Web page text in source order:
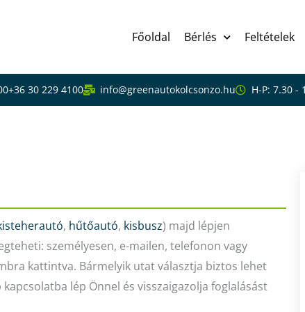
Főoldal Bérlés Feltételek
+36 30 229 4100 info@greenautokolcsonzo.hu H-P: 7.30 -
, hűtőautó, kisbusz) majd lépjen
személyesen, e-mailen, telefonon vagy
kattintva. Bármelyik utat választja biztos lehet
lép Önnel és visszaigazolja foglalásást